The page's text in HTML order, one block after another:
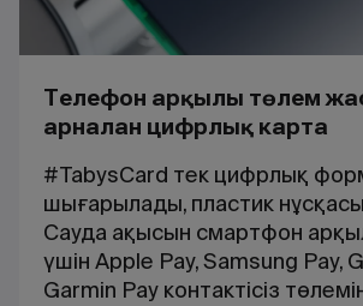
Телефон арқылы төлем
арналған цифрлық карта
#TabysCard тек цифрлық
шығарылады, пластик
Сауда ақысын смартфон
үшін Apple Pay, Samsung Pay,
Garmin Pay контактісіз